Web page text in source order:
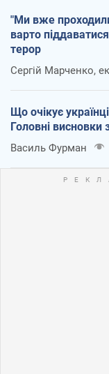
"Ми вже
варто
терор
Сергій Марченко,
Що очікує
Головні висновки
Василь Фурман